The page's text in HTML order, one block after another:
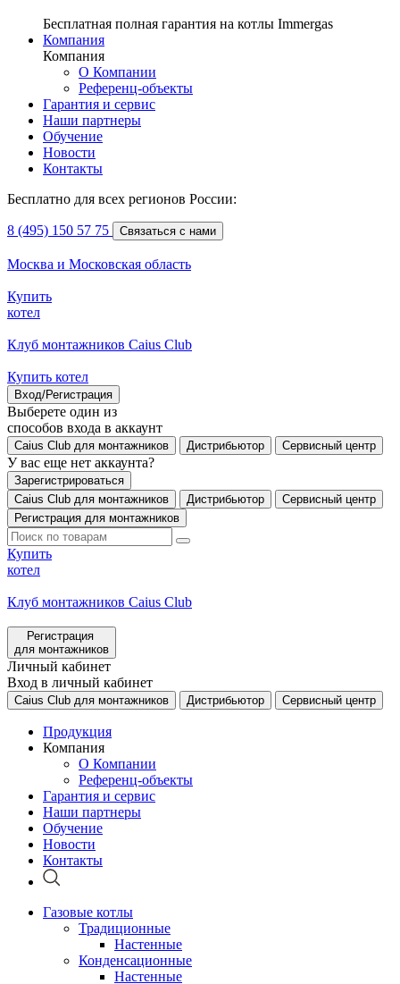
Бесплатная полная гарантия на котлы Immergas
Компания
Компания
О Компании
Референц-объекты
Гарантия и сервис
Наши партнеры
Обучение
Новости
Контакты
Бесплатно для всех регионов России:
8 (495) 150 57 75 Связаться с нами
Москва и Московская область
Купить
котел
Клуб монтажников Caius Club
Купить котел
Вход/Регистрация
Выберете один из
способов входа в аккаунт
Caius Club для монтажников Дистрибьютор Сервисный центр
У вас еще нет аккаунта?
Зарегистрироваться
Caius Club для монтажников
Дистрибьютор
Сервисный центр
Регистрация для монтажников
Купить
котел
Клуб монтажников Caius Club
Регистрация
для монтажников
Личный кабинет
Вход в личный кабинет
Caius Club для монтажников Дистрибьютор Сервисный центр
Продукция
Компания
О Компании
Референц-объекты
Гарантия и сервис
Наши партнеры
Обучение
Новости
Контакты
Газовые котлы
Традиционные
Настенные
Конденсационные
Настенные